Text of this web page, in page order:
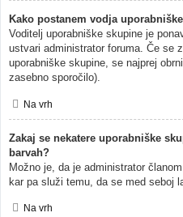
Kako postanem vodja
Voditelj uporabniške skupine je
ustvari administrator foruma. Če se
uporabniške skupine, se najprej
zasebno sporočilo).
Na vrh
Zakaj se nekatere uporabniške
barvah?
Možno je, da je administrator
kar pa služi temu, da se med seboj
Na vrh